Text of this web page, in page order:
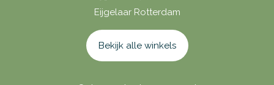
Eijgelaar Rotterdam
Bekijk alle winkels